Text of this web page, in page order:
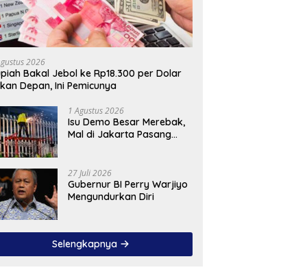
2026
Bakal Jebol ke Rp18.300 per Dolar
Depan, Ini Pemicunya
1 Agustus 2026
Isu Demo Besar Merebak,
Mal di Jakarta Pasang
27 Juli 2026
Gubernur BI Perry Warjiyo
Mengundurkan Diri
Selengkapnya